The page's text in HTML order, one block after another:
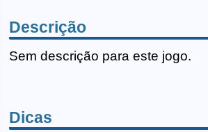
Descrição
Sem descrição para este jogo.
Dicas